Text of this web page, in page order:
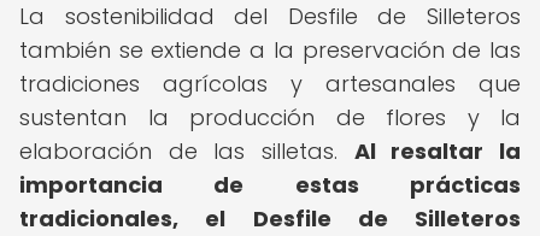
La sostenibilidad del Desfile de Silleteros
también se extiende a la preservación de las
tradiciones agrícolas y artesanales que
sustentan la producción de flores y la
elaboración de las silletas. Al resaltar la
importancia de estas prácticas
tradicionales, el Desfile de Silleteros